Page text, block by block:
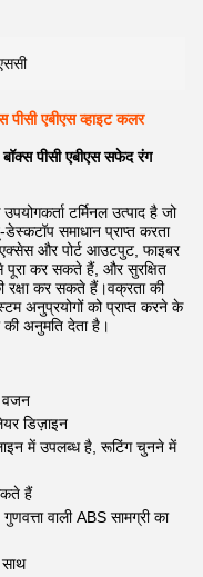
पीसी एबीएस व्हाइट कलर
बॉक्स पीसी एबीएस सफेद रंग
टर्मिनल उत्पाद है जो
समाधान प्राप्त करता
एक्सेस और पोर्ट आउटपुट, फाइबर
पूरा कर सकते हैं, और सुरक्षित
रक्षा कर सकते हैं।वक्रता की
अनुप्रयोगों को प्राप्त करने के
की अनुमति देता है।
वजन
डिज़ाइन
में उपलब्ध है, रूटिंग चुनने में
हैं
वाली ABS सामग्री का